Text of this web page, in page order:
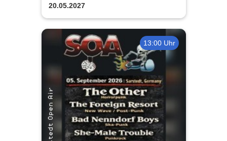
Rattles - Theater & Musik
20.05.2027
13:00 Uhr